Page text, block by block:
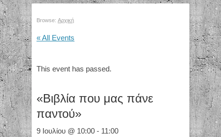
Browse: Αρχική
« All Events
This event has passed.
«Βιβλία που μας πάνε
παντού»
9 Ιουλίου @ 10:00 - 11:00